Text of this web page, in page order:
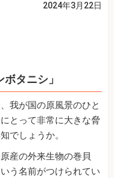
2024年3月22日
タニシ」
我が国の原風景のひと
とって非常に大きな脅
でしょうか。
産の外来生物の巻貝
う名前がつけられてい